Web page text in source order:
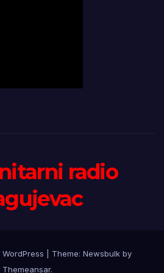
radio
Theme: Newsbulk by
Themeansar.